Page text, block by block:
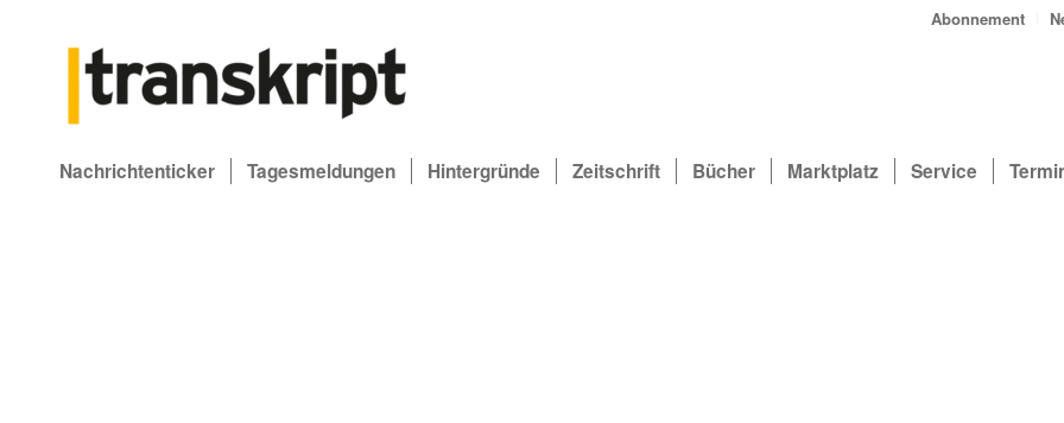
Abonnement
Nachrichtenticker Tagesmeldungen Hintergründe Zeitschrift Bücher Marktplatz Service